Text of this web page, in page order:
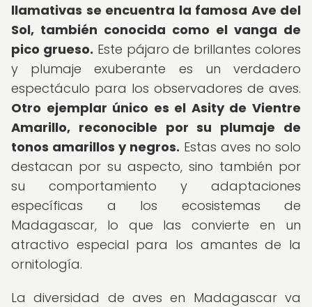
llamativas se encuentra la famosa Ave del
Sol, también conocida como el vanga de
pico grueso. Este pájaro de brillantes colores
y plumaje exuberante es un verdadero
espectáculo para los observadores de aves.
Otro ejemplar único es el Asity de Vientre
Amarillo, reconocible por su plumaje de
tonos amarillos y negros. Estas aves no solo
destacan por su aspecto, sino también por
su comportamiento y adaptaciones
específicas a los ecosistemas de
Madagascar, lo que las convierte en un
atractivo especial para los amantes de la
ornitología.
La diversidad de aves en Madagascar va